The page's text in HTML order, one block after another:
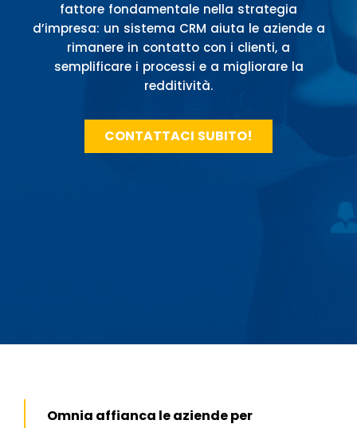
fattore fondamentale nella strategia
d’impresa: un sistema CRM aiuta le aziende a
rimanere in contatto con i clienti, a
semplificare i processi e a migliorare la
redditività.
CONTATTACI SUBITO!
Omnia affianca le aziende per